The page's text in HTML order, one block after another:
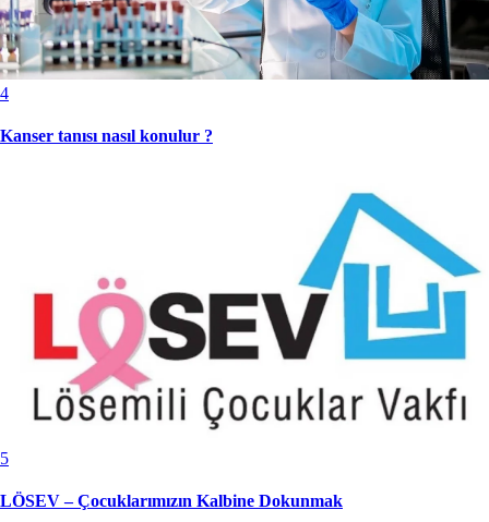
4
Kanser tanısı nasıl konulur ?
5
LÖSEV – Çocuklarımızın Kalbine Dokunmak